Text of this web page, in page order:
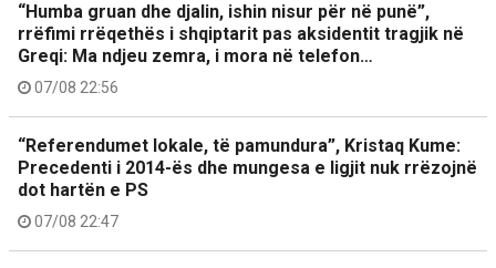
“Humba gruan dhe djalin, ishin nisur për në punë”,
rrëfimi rrëqethës i shqiptarit pas aksidentit tragjik në
Greqi: Ma ndjeu zemra, i mora në telefon…
07/08 22:56
“Referendumet lokale, të pamundura”, Kristaq Kume:
Precedenti i 2014-ës dhe mungesa e ligjit nuk rrëzojnë
dot hartën e PS
07/08 22:47